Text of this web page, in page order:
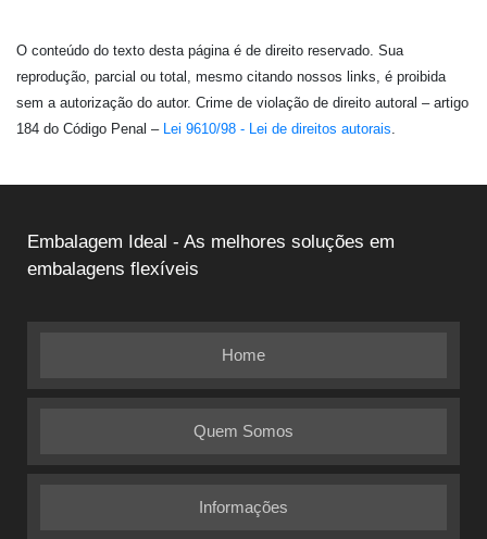
O conteúdo do texto desta página é de direito reservado. Sua
reprodução, parcial ou total, mesmo citando nossos links, é proibida
sem a autorização do autor. Crime de violação de direito autoral – artigo
184 do Código Penal – Lei 9610/98 - Lei de direitos autorais.
Embalagem Ideal - As melhores soluções em
embalagens flexíveis
Home
Quem Somos
Informações